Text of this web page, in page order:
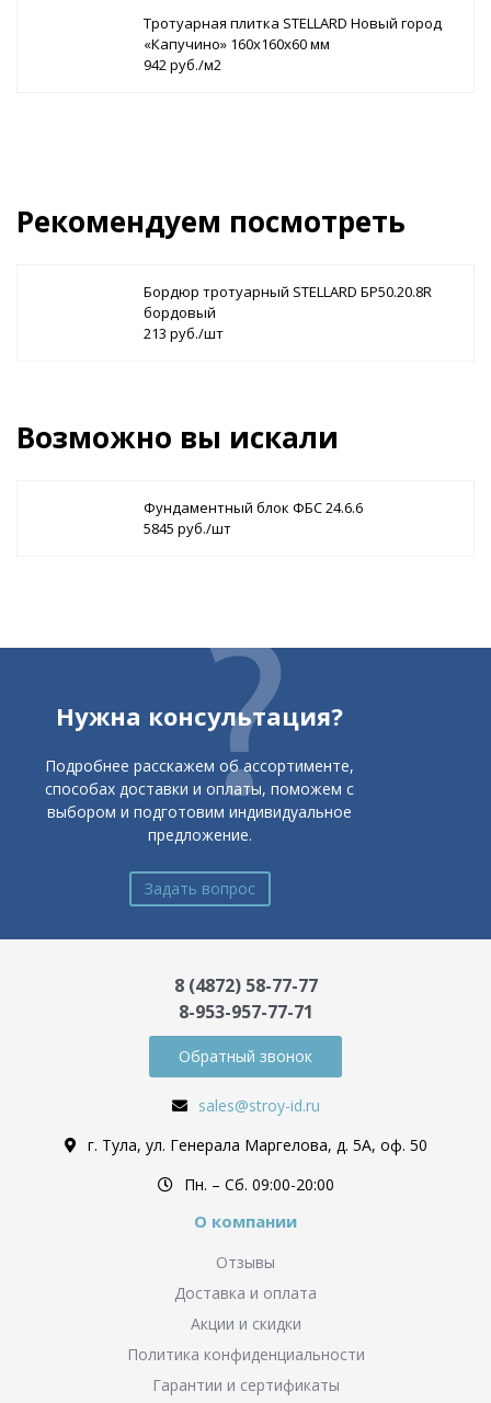
Тротуарная плитка STELLARD Новый город
«Капучино» 160х160х60 мм
942 руб./м2
Рекомендуем посмотреть
Бордюр тротуарный STELLARD БР50.20.8R
бордовый
213 руб./шт
Возможно вы искали
Фундаментный блок ФБС 24.6.6
5845 руб./шт
Нужна консультация?
Подробнее расскажем об ассортименте,
способах доставки и оплаты, поможем с
выбором и подготовим индивидуальное
предложение.
Задать вопрос
8 (4872) 58-77-77
8-953-957-77-71
Обратный звонок
sales@stroy-id.ru
г. Тула, ул. Генерала Маргелова, д. 5А, оф. 50
Пн. – Cб. 09:00-20:00
О компании
Отзывы
Доставка и оплата
Акции и скидки
Политика конфиденциальности
Гарантии и сертификаты